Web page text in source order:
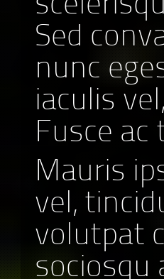
Sed
nunc
iaculis
Fusce ac
Mauris
vel,
volutpat
sociosqu